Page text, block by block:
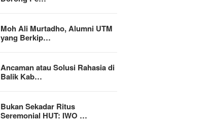
Moh Ali Murtadho, Alumni UTM
yang Berkip…
Ancaman atau Solusi Rahasia di
Balik Kab…
Bukan Sekadar Ritus
Seremonial HUT: IWO …